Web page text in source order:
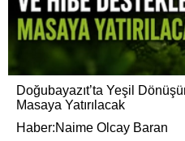
Doğubayazıt’ta Yeşil
Masaya Yatırılacak
Haber:Naime Olcay Baran